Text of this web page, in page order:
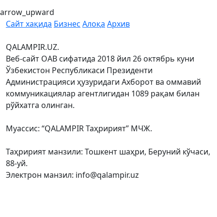
arrow_upward
Сайт хақида Бизнес Алоқа Архив
QALAMPIR.UZ.
Веб-сайт ОАВ сифатида 2018 йил 26 октябрь куни
Ўзбекистон Республикаси Президенти
Администрацияси ҳузуридаги Ахборот ва оммавий
коммуникациялар агентлигидан 1089 рақам билан
рўйхатга олинган.
Муассис: “QALAMPIR Таҳририят” МЧЖ.
Таҳририят манзили: Тошкент шаҳри, Беруний кўчаси,
88-уй.
Электрон манзил: info@qalampir.uz